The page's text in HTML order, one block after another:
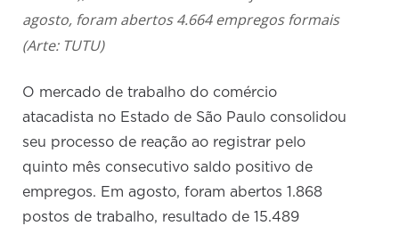
agosto, foram abertos 4.664 empregos formais
(Arte: TUTU)
O mercado de trabalho do comércio
atacadista no Estado de São Paulo consolidou
seu processo de reação ao registrar pelo
quinto mês consecutivo saldo positivo de
empregos. Em agosto, foram abertos 1.868
postos de trabalho, resultado de 15.489